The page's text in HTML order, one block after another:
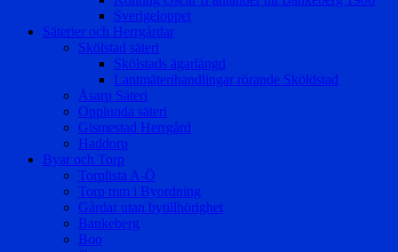
Sverigeloppet
Säterier och Herrgårdar
Skölstad säteri
Skölstads ägarlängd
Lantmäterihandlingar rörande Sköldstad
Åsarp Säteri
Opplunda säteri
Gismestad Herrgård
Haddorp
Byar och Torp
Torplista A-Ö
Torp mm i Byordning
Gårdar utan bytillhörighet
Bankeberg
Boo